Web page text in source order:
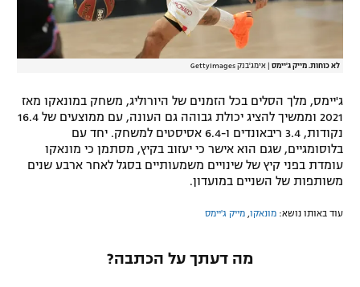
לא כוחות. מייק ג'יימס אימג'בנק GettyImages
ג'יימס, מלך הסלים בכל הזמנים של היורוליג, משחק במונאקו מאז
2021 וממשיך להציג יכולת גבוהה גם העונה, עם ממוצעים של 16.4
נקודות, 3.4 ריבאונדים ו-6.4 אסיסטים למשחק. יחד עם
בלוסומגיים, שגם הוא אישר כי יעזוב בקיץ, מסתמן כי מונאקו
עומדת בפני קיץ של שינויים משמעותיים בסגל לאחר ארבע שנים
משותפות של השניים במועדון.
עוד באותו נושא: מונאקו מייק ג'יימס
מה דעתך על הכתבה?